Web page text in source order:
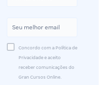
Concordo com a Política de
Privacidade e aceito
receber comunicações do
Gran Cursos Online.